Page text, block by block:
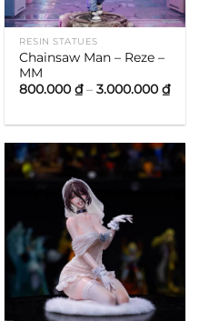
RESIN STATUES
Chainsaw Man – Reze –
MM
800.000₫ – 3.000.000₫
giá: